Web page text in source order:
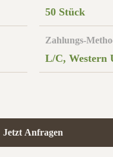
50 Stück
Zahlungs-
L/C, Western
Jetzt Anfragen